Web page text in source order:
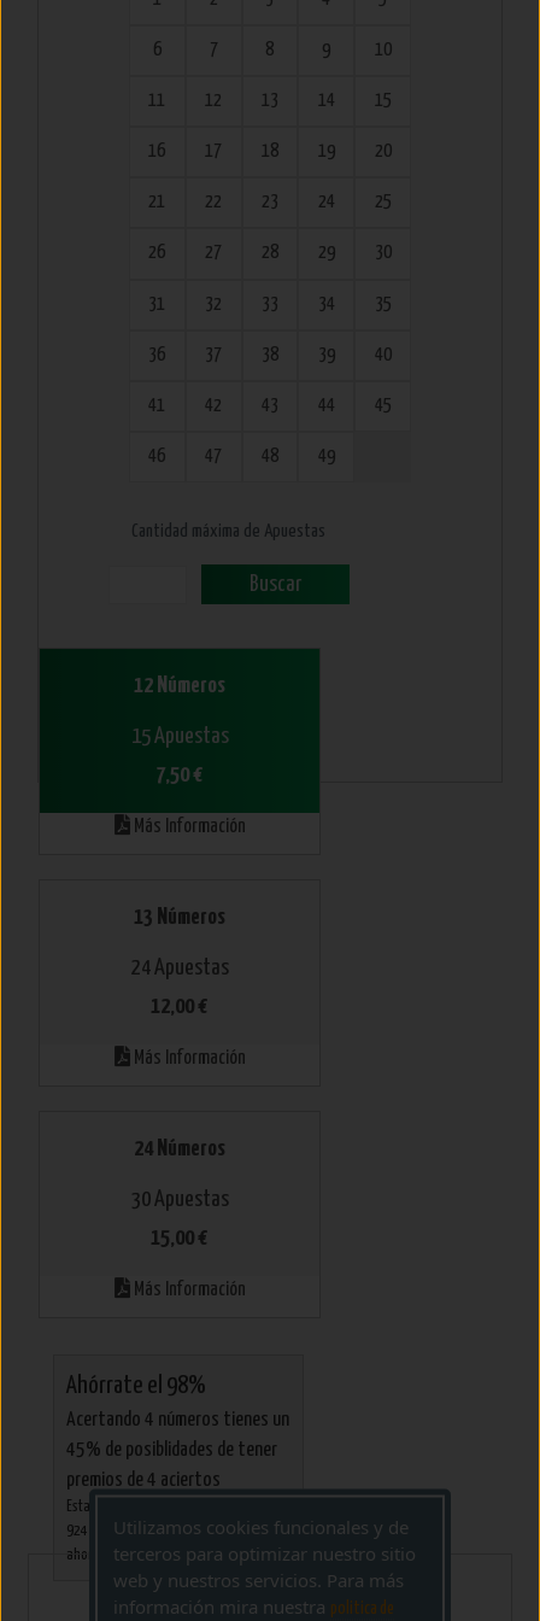
6 7 8 9 10
11 12 13 14 15
16 17 18 19 20
21 22 23 24 25
26 27 28 29 30
31 32 33 34 35
36 37 38 39 40
41 42 43 44 45
46 47 48 49
Cantidad máxima de Apuestas
Buscar
12 Números
15 Apuestas
7,50 €
Más Información
13 Números
24 Apuestas
12,00 €
Más Información
24 Números
30 Apuestas
15,00 €
Más Información
Ahórrate el 98%
Acertando 4 números tienes un
45% de posiblidades de tener
premios de 4 aciertos
Esta combinación al directo supone
924 apuestas, por tanto ofrece un
ahorro del 98%
SEMANA 32 3 - 9 Agosto 2026
Utilizamos cookies funcionales y de
terceros para optimizar nuestro sitio
web y nuestros servicios. Para más
información mira nuestra politica de